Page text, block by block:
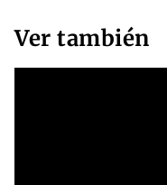
Ver también